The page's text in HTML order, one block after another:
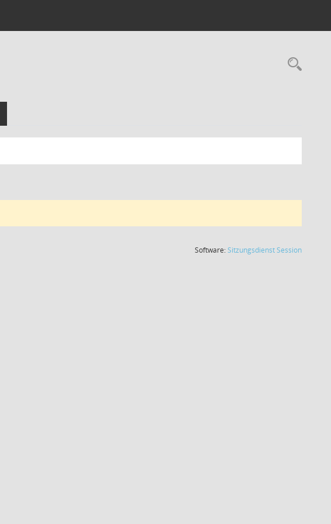
Software:SitzungsdienstSession(Wird in